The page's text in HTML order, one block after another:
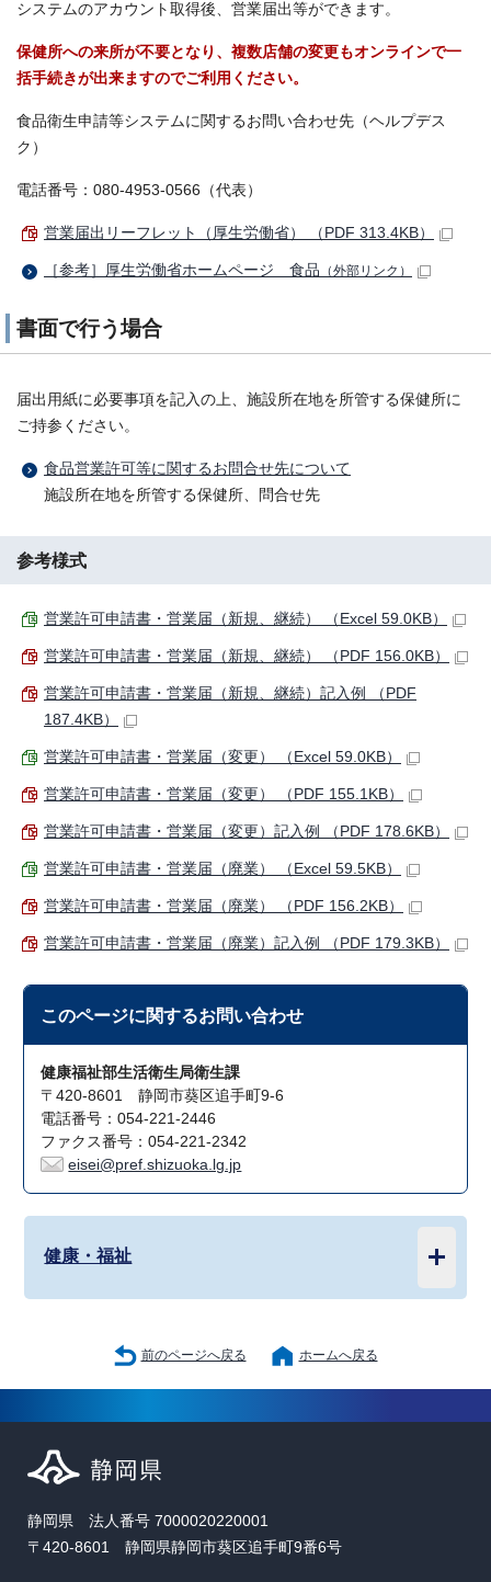
システムのアカウント取得後、営業届出等ができます。
保健所への来所が不要となり、複数店舗の変更もオンラインで一
括手続きが出来ますのでご利用ください。
食品衛生申請等システムに関するお問い合わせ先（ヘルプデス
ク）
電話番号：080-4953-0566（代表）
営業届出リーフレット（厚生労働省） （PDF 313.4KB）
［参考］厚生労働省ホームページ 食品 （外部リンク）
書面で行う場合
届出用紙に必要事項を記入の上、施設所在地を所管する保健所に
ご持参ください。
食品営業許可等に関するお問合せ先について
施設所在地を所管する保健所、問合せ先
参考様式
営業許可申請書・営業届（新規、継続） （Excel 59.0KB）
営業許可申請書・営業届（新規、継続） （PDF 156.0KB）
営業許可申請書・営業届（新規、継続）記入例 （PDF
187.4KB）
営業許可申請書・営業届（変更） （Excel 59.0KB）
営業許可申請書・営業届（変更） （PDF 155.1KB）
営業許可申請書・営業届（変更）記入例 （PDF 178.6KB）
営業許可申請書・営業届（廃業） （Excel 59.5KB）
営業許可申請書・営業届（廃業） （PDF 156.2KB）
営業許可申請書・営業届（廃業）記入例 （PDF 179.3KB）
このページに関するお問い合わせ
健康福祉部生活衛生局衛生課
〒420-8601 静岡市葵区追手町9-6
電話番号：054-221-2446
ファクス番号：054-221-2342
eisei@pref.shizuoka.lg.jp
健康・福祉
前のページへ戻る ホームへ戻る
静岡県 法人番号 7000020220001
〒420-8601 静岡県静岡市葵区追手町9番6号